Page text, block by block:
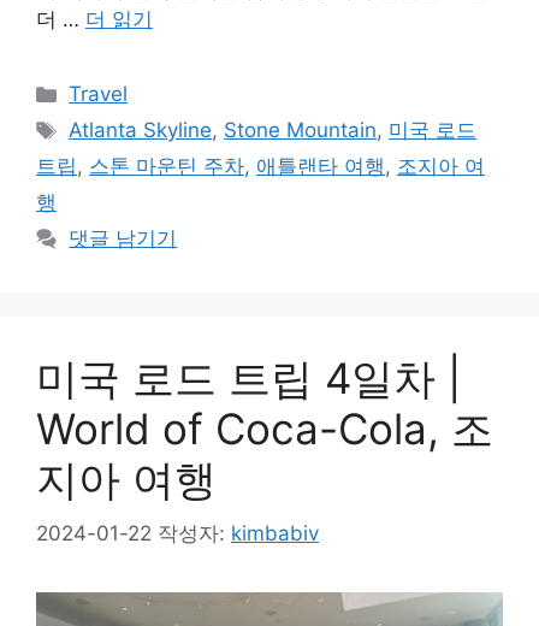
더 … 더 읽기
카
테
리
Travel
태
그
Atlanta Skyline, Stone Mountain, 미국 로드
트립, 스톤 마운틴 주차, 애틀랜타 여행, 조지아 여
행
댓글 남기기
미국 로드 트립 4일차 |
World of Coca-Cola, 조
지아 여행
2024-01-22 작성자: kimbabiv